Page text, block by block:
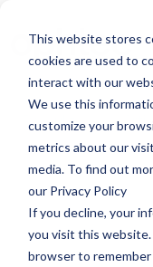
This website stores
cookies are used to
interact with our
We use this
customize your
metrics about our
media. To find out
our Privacy Policy
If you decline, your
you visit this website.
browser to
< Produkte <